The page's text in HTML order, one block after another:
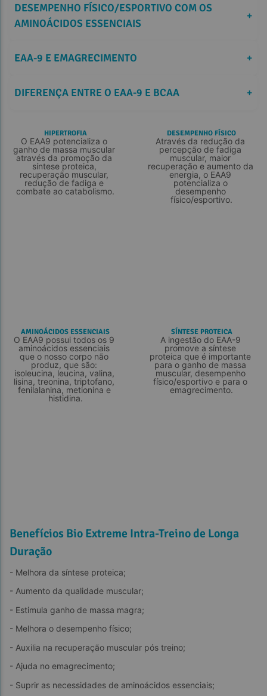
L Fenilalanina
DESEMPENHO FÍSICO/ESPORTIVO COM OS
AMINOÁCIDOS ESSENCIAIS
+
EAA-9 E EMAGRECIMENTO +
DIFERENÇA ENTRE O EAA-9 E BCAA +
HIPERTROFIA
O EAA9 potencializa o
ganho de massa muscular
através da promoção da
síntese proteica,
recuperação muscular,
redução de fadiga e
combate ao catabolismo.
DESEMPENHO FÍSICO
Através da redução da
percepção de fadiga
muscular, maior
recuperação e aumento da
energia, o EAA9
potencializa o
desempenho
físico/esportivo.
AMINOÁCIDOS ESSENCIAIS
O EAA9 possui todos os 9
aminoácidos essenciais
que o nosso corpo não
produz, que são:
isoleucina, leucina, valina,
lisina, treonina, triptofano,
fenilalanina, metionina e
histidina.
SÍNTESE PROTEICA
A ingestão do EAA-9
promove a síntese
proteica que é importante
para o ganho de massa
muscular, desempenho
físico/esportivo e para o
emagrecimento.
Benefícios Bio Extreme Intra-Treino de Longa
Duração
- Melhora da síntese proteica;
- Aumento da qualidade muscular;
- Estimula ganho de massa magra;
- Melhora o desempenho físico;
- Auxilia na recuperação muscular pós treino;
- Ajuda no emagrecimento;
- Suprir as necessidades de aminoácidos essenciais;